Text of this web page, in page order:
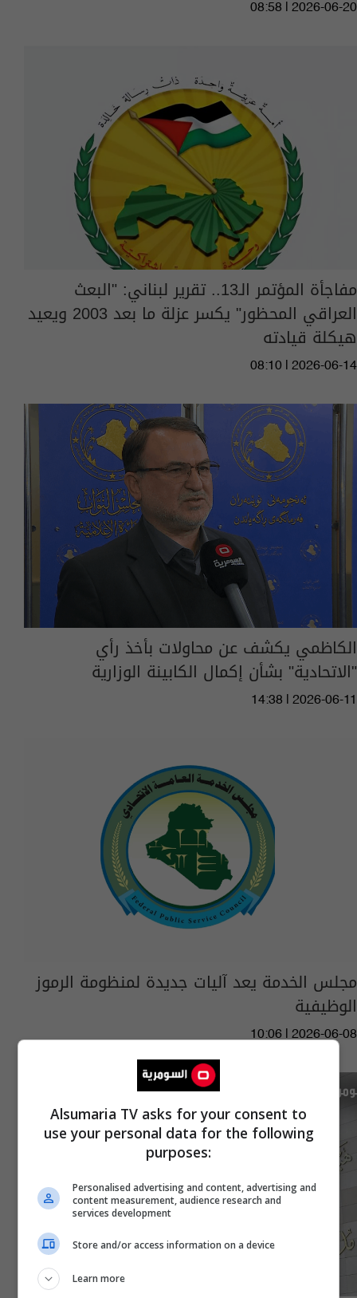
08:58 | 2026-06-20
مفاجأة المؤتمر الـ13.. تقرير لبناني: "البعث
العراقي المحظور" يكسر عزلة ما بعد 2003 ويعيد
هيكلة قيادته
08:10 | 2026-06-14
الكاظمي يكشف عن محاولات بأخذ رأي
"الاتحادية" بشأن إكمال الكابينة الوزارية
14:38 | 2026-06-11
مجلس الخدمة يعد آليات جديدة لمنظومة الرموز
الوظيفية
10:06 | 2026-06-08
Alsumaria TV asks for your consent to
use your personal data for the following
purposes:
Personalised advertising and content, advertising and
content measurement, audience research and
services development
Store and/or access information on a device
Learn more